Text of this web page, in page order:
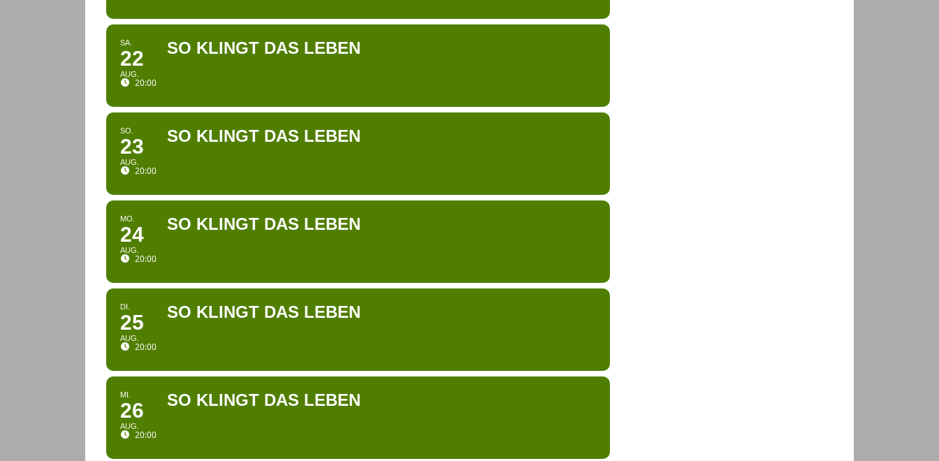
SA.
22
AUG.
20:00
SO KLINGT DAS LEBEN
SO.
23
AUG.
20:00
SO KLINGT DAS LEBEN
MO.
24
AUG.
20:00
SO KLINGT DAS LEBEN
DI.
25
AUG.
20:00
SO KLINGT DAS LEBEN
MI.
26
AUG.
20:00
SO KLINGT DAS LEBEN